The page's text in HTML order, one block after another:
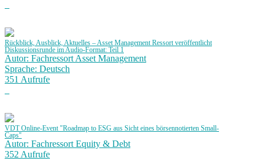
Rückblick, Ausblick, Aktuelles – Asset Management Ressort veröffentlicht
Diskussionsrunde im Audio-Format: Teil 1
Autor: Fachressort Asset Management
Sprache: Deutsch
351 Aufrufe
VDT Online-Event "Roadmap to ESG aus Sicht eines börsennotierten Small-
Caps"
Autor: Fachressort Equity & Debt
352 Aufrufe